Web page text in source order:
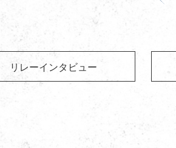
リレーインタビュー